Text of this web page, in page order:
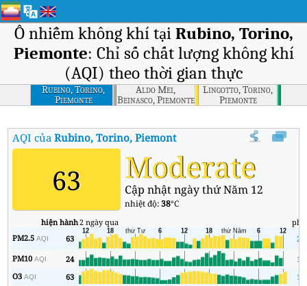
Ô nhiễm không khí tại Rubino, Torino,
Piemonte: Chỉ số chất lượng không khí
(AQI) theo thời gian thực
Rubino, Torino,
Piemonte
Aldo Mei,
Beinasco, Piemonte
Lingotto, Torino,
Piemonte
AQI củaRubino, Torino, Piemonte Chỉ số chất lượng không khí
63 Moderate
Cập nhật ngày thứ Năm 12
nhiệt độ:38°C
hiện hành2 ngày qua
PM2.5AQI 63
25
PM10AQI 24
15
O3AQI 63
18